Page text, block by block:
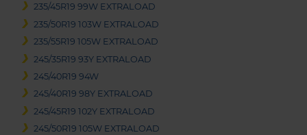
235/45R19 99W EXTRALOAD
235/50R19 103W EXTRALOAD
235/55R19 105W EXTRALOAD
245/35R19 93Y EXTRALOAD
245/40R19 94W
245/40R19 98Y EXTRALOAD
245/45R19 102Y EXTRALOAD
245/50R19 105W EXTRALOAD